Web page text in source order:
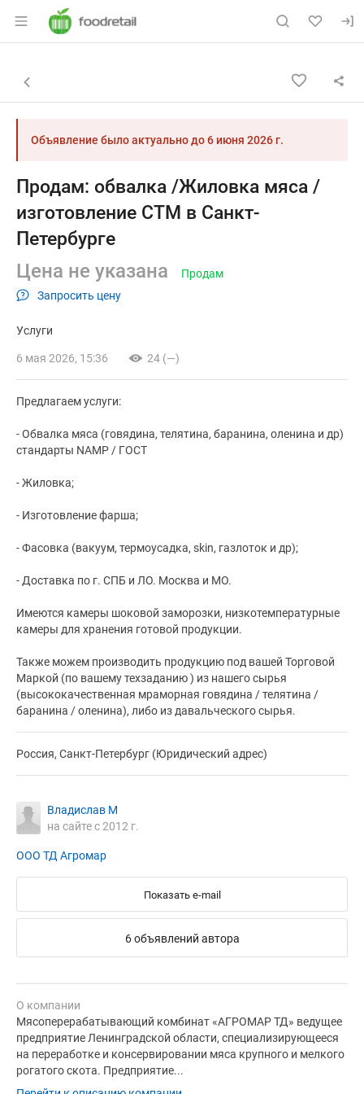
Раздел навигации по сайту
Объявление: Продам: обвалка
Навигация и управление объявлением
Назад к списку объявлений
Объявление было актуально до6 июня 2026 г.
Продам: обвалка /Жиловка мяса /
изготовление СТМ в Санкт-
Петербурге
Цена не указана
Запросить цену
Продам
Услуги
6 мая 2026, 15:36 24 (—)
Предлагаем услуги:
- Обвалка мяса (говядина, телятина, баранина, оленина и др)
стандарты NAMP / ГОСТ
- Жиловка;
- Изготовление фарша;
- Фасовка (вакуум, термоусадка, skin, газлоток и др);
- Доставка по г. СПБ и ЛО. Москва и МО.
Имеются камеры шоковой заморозки, низкотемпературные
камеры для хранения готовой продукции.
Также можем производить продукцию под вашей Торговой
Маркой (по вашему техзаданию ) из нашего сырья
(высококачественная мраморная говядина / телятина /
баранина / оленина), либо из давальческого сырья.
Россия, Санкт-Петербург (Юридический адрес)
Владислав М
на сайте с 2012 г.
ООО ТД Агромар
Показать e-mail
6 объявлений автора
О компании
Мясоперерабатывающий комбинат «АГРОМАР ТД» ведущее
предприятие Ленинградской области, специализирующееся
на переработке и консервировании мяса крупного и мелкого
рогатого скота. Предприятие...